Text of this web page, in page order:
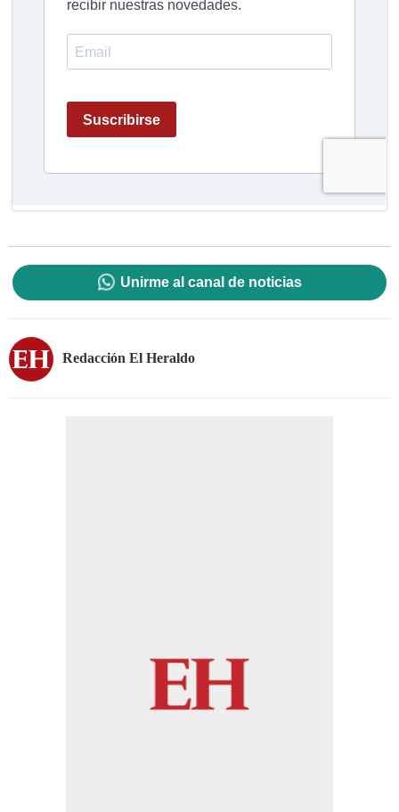
Unirme al canal de noticias
Redacción El Heraldo